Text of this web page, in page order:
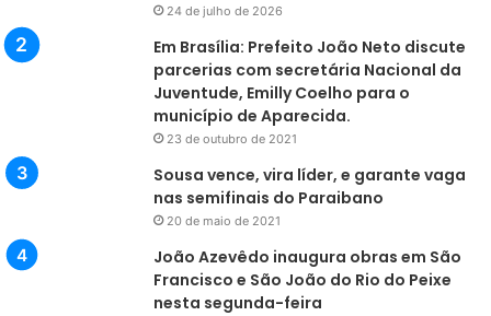
24 de julho de 2026
Em Brasília: Prefeito João Neto discute
parcerias com secretária Nacional da
Juventude, Emilly Coelho para o
município de Aparecida.
23 de outubro de 2021
Sousa vence, vira líder, e garante vaga
nas semifinais do Paraibano
20 de maio de 2021
João Azevêdo inaugura obras em São
Francisco e São João do Rio do Peixe
nesta segunda-feira